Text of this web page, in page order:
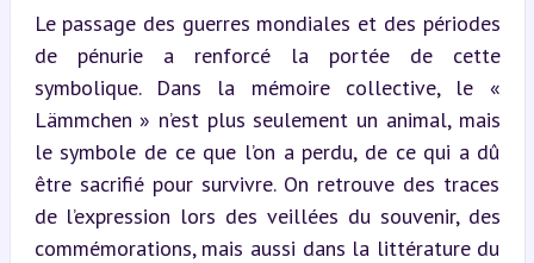
Le passage des guerres mondiales et des périodes
de pénurie a renforcé la portée de cette
symbolique. Dans la mémoire collective, le «
Lämmchen » n’est plus seulement un animal, mais
le symbole de ce que l’on a perdu, de ce qui a dû
être sacrifié pour survivre. On retrouve des traces
de l’expression lors des veillées du souvenir, des
commémorations, mais aussi dans la littérature du